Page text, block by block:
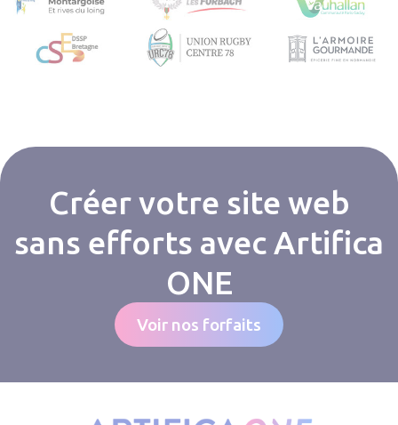
Créer votre site web
sans efforts avec Artifica
ONE
Voir nos forfaits